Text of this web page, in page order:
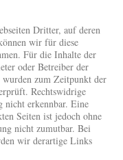
Dritter, auf deren
wir für diese
Für die Inhalte der
oder Betreiber der
zum Zeitpunkt der
Rechtswidrige
nicht erkennbar. Eine
Seiten ist jedoch ohne
nicht zumutbar. Bei
wir derartige Links